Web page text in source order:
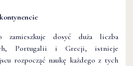
zamieszkuje dosyć duża liczba
Portugalii i Grecji, istnieje
rozpocząć naukę każdego z tych